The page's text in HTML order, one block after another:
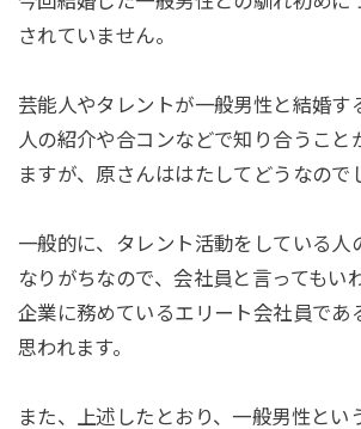
されていません。
芸能人やタレントが一般男性と結婚す
人の紹介や合コンなどで知り合うこと
ますが、原さんははたしてどうなので
一般的に、タレント活動をしている人
なりがちなので、会社員と言ってもい
企業に務めているエリート会社員であ
思われます。
また、上述したとおり、一般男性とい